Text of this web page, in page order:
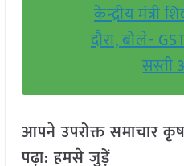
केन्द्रीय मंत्री
दौरा, बोले-
सस्ती
आपने उपरोक्त समाचार
पढ़ा: हमसे जुड़ें